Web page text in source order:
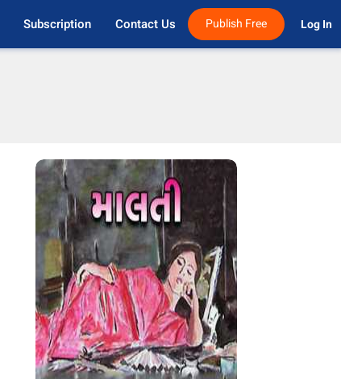
Subscription Contact Us Publish Free Log In